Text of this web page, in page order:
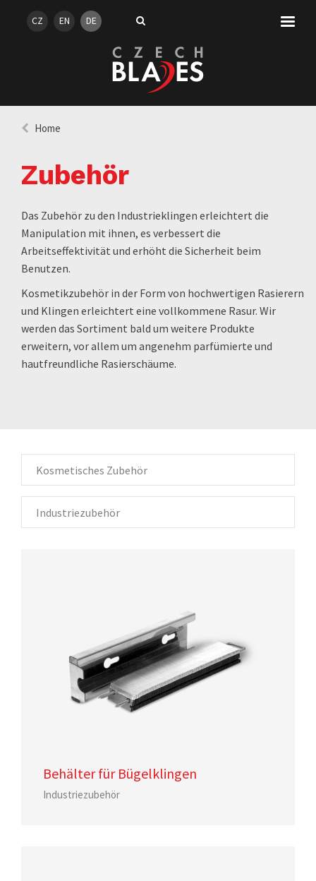
CZ EN DE
Home
Zubehör
Das Zubehör zu den Industrieklingen erleichtert die
Manipulation mit ihnen, es verbessert die
Arbeitseffektivität und erhöht die Sicherheit beim
Benutzen.
Kosmetikzubehör in der Form von hochwertigen Rasierern
und Klingen erleichtert eine vollkommene Rasur. Wir
werden das Sortiment bald um weitere Produkte
erweitern, vor allem um angenehm parfümierte und
hautfreundliche Rasierschäume.
Kosmetisches Zubehör
Industriezubehör
Behälter für Bügelklingen
Industriezubehör